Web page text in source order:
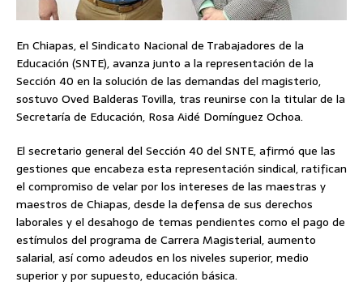
En Chiapas, el Sindicato Nacional de Trabajadores de la
Educación (SNTE), avanza junto a la representación de la
Sección 40 en la solución de las demandas del magisterio,
sostuvo Oved Balderas Tovilla, tras reunirse con la titular de la
Secretaría de Educación, Rosa Aidé Domínguez Ochoa.
El secretario general del Sección 40 del SNTE, afirmó que las
gestiones que encabeza esta representación sindical, ratifican
el compromiso de velar por los intereses de las maestras y
maestros de Chiapas, desde la defensa de sus derechos
laborales y el desahogo de temas pendientes como el pago de
estímulos del programa de Carrera Magisterial, aumento
salarial, así como adeudos en los niveles superior, medio
superior y por supuesto, educación básica.